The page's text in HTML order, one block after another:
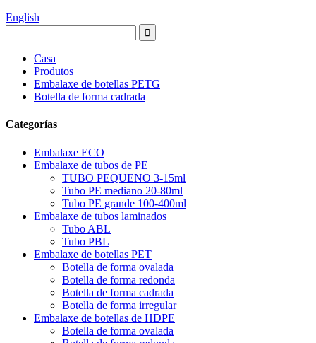
English
Casa
Produtos
Embalaxe de botellas PETG
Botella de forma cadrada
Categorías
Embalaxe ECO
Embalaxe de tubos de PE
TUBO PEQUENO 3-15ml
Tubo PE mediano 20-80ml
Tubo PE grande 100-400ml
Embalaxe de tubos laminados
Tubo ABL
Tubo PBL
Embalaxe de botellas PET
Botella de forma ovalada
Botella de forma redonda
Botella de forma cadrada
Botella de forma irregular
Embalaxe de botellas de HDPE
Botella de forma ovalada